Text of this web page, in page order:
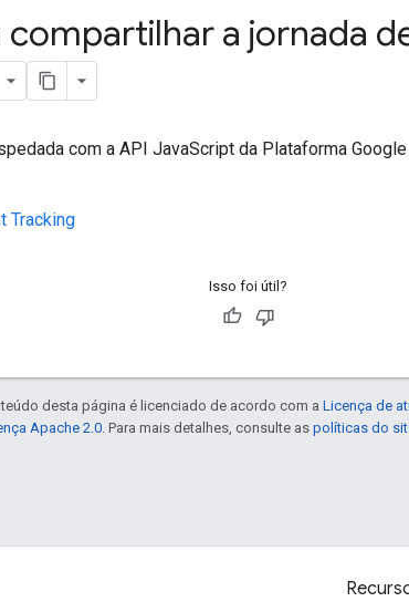
compartilhar a jornada
com a API JavaScript da Plataforma
Tracking
Isso foi útil?
desta página é licenciado de acordo com a Licença de
Apache 2.0 . Para mais detalhes, consulte as políticas do